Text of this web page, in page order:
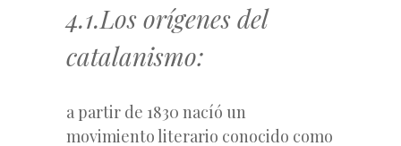
4.1.Los orígenes del
catalanismo:
a partir de 1830 nacíó un
movimiento literario conocido como